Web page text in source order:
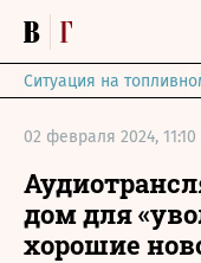
Ситуация на
02 февраля 2024,
дом для
хорошие